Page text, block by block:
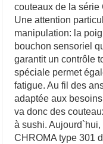
couteaux de la série
Une attention
manipulation: la
bouchon sensoriel
garantit un contrôle
spéciale permet
fatigue. Au fil des
adaptée aux
va donc des
à sushi.
CHROMA type 301